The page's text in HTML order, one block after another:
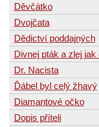
Děvčátko
Dvojčata
Dědictví poddajných
Divnej pták a zlej jak
Dr. Nacista
Ďábel byl celý žhavý
Diamantové očko
Dopis příteli